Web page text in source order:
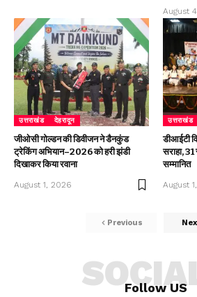
August
उत्तराखंड देहरादून
जीओसी गोल्डन की डिवीजन ने डैनकुंड
ट्रेकिंग अभियान–2026 को हरी झंडी
दिखाकर किया रवाना
August 1, 2026
उत्तराखंड
डीआईटी
सराहा,
सम्मानित
August
Previous
Follow US